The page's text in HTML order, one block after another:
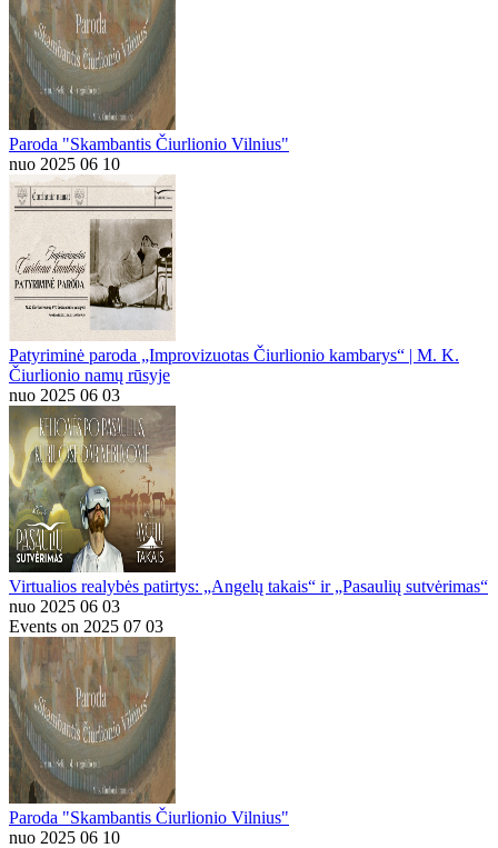
Paroda "Skambantis Čiurlionio Vilnius"
nuo 2025 06 10
Patyriminė paroda „Improvizuotas Čiurlionio kambarys“ | M. K.
Čiurlionio namų rūsyje
nuo 2025 06 03
Virtualios realybės patirtys: „Angelų takais“ ir „Pasaulių sutvėrimas“
nuo 2025 06 03
Events on 2025 07 03
Paroda "Skambantis Čiurlionio Vilnius"
nuo 2025 06 10